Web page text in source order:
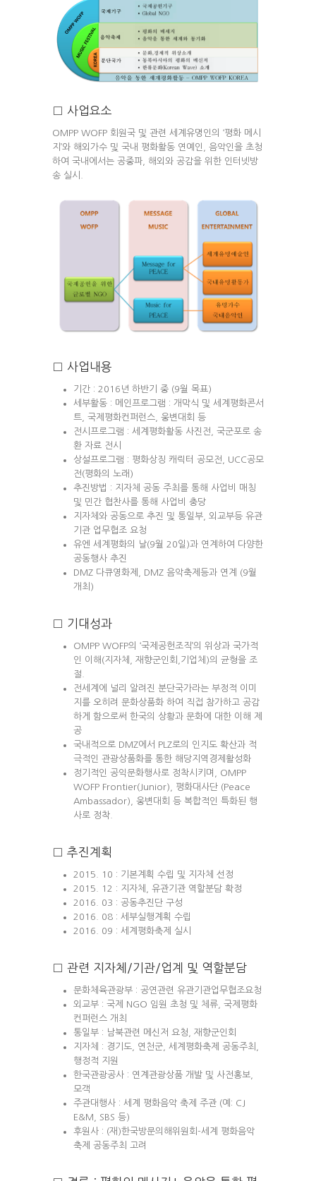
□ 사업요소
OMPP WOFP 회원국 및 관련 세계유명인의 ‘평화 메시
지’와 해외가수 및 국내 평화활동 연예인, 음악인을 초청
하여 국내에서는 공중파, 해외와 공감을 위한 인터넷방
송 실시.
□ 사업내용
기간 : 2016년 하반기 중 (9월 목표)
세부활동 : 메인프로그램 : 개막식 및 세계평화콘서
트, 국제평화컨퍼런스, 웅변대회 등
전시프로그램 : 세계평화활동 사진전, 국군포로 송
환 자료 전시
상설프로그램 : 평화상징 캐릭터 공모전, UCC공모
전(평화의 노래)
추진방법 : 지자체 공동 주최를 통해 사업비 매칭
및 민간 협찬사를 통해 사업비 충당
지자체와 공동으로 추진 및 통일부, 외교부등 유관
기관 업무협조 요청
유엔 세계평화의 날(9월 20일)과 연계하여 다양한
공동행사 추진
DMZ 다큐영화제, DMZ 음악축제등과 연계 (9월
개최)
□ 기대성과
OMPP WOFP의 ‘국제공헌조직’의 위상과 국가적
인 이해(지자체, 재향군인회,기업체)의 균형을 조
절.
전세계에 널리 알려진 분단국가라는 부정적 이미
지를 오히려 문화상품화 하여 직접 참가하고 공감
하게 함으로써 한국의 상황과 문화에 대한 이해 제
공
국내적으로 DMZ에서 PLZ로의 인지도 확산과 적
극적인 관광상품화를 통한 해당지역경제활성화
정기적인 공익문화행사로 정착시키며, OMPP
WOFP Frontier(Junior), 평화대사단 (Peace
Ambassador), 웅변대회 등 복합적인 특화된 행
사로 정착.
□ 추진계획
2015. 10 : 기본계획 수립 및 지자체 선정
2015. 12 : 지자체, 유관기관 역할분담 확정
2016. 03 : 공동추진단 구성
2016. 08 : 세부실행계획 수립
2016. 09 : 세계평화축제 실시
□ 관련 지자체/기관/업계 및 역할분담
문화체육관광부 : 공연관련 유관기관업무협조요청
외교부 : 국제 NGO 임원 초청 및 체류, 국제평화
컨퍼런스 개최
통일부 : 남북관련 메신저 요청, 재향군인회
지자체 : 경기도, 연천군, 세계평화축제 공동주최,
행정적 지원
한국관광공사 : 연계관광상품 개발 및 사전홍보,
모객
주관대행사 : 세계 평화음악 축제 주관 (예: CJ
E&M, SBS 등)
후원사 : (재)한국방문의해위원회-세계 평화음악
축제 공동주최 고려